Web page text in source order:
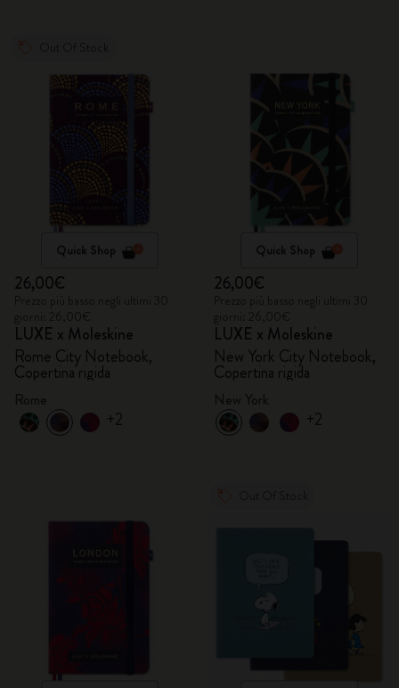
Quick Shop
26,00€
LUXE x Moleskine
Rome City Notebook,
Copertina rigida
+2
Quick Shop
26,00€
LUXE x Moleskine
New York City Notebook,
Copertina rigida
+2